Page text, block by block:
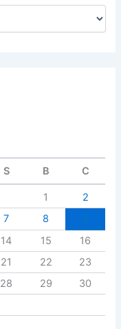
S B C
1
2
7 8
14 15
16
21 22
23
28 29
30